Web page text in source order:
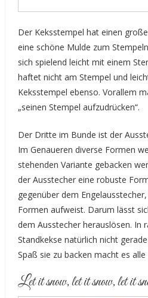
Der Keksstempel hat einen
eine schöne Mulde zum
sich spielend leicht mit einem
haftet nicht am Stempel und
Keksstempel ebenso. Vorallem
„seinen Stempel aufzudrücken“.
Der Dritte im Bunde ist der
Im Genaueren diverse Formen
stehenden Variante gebacken
der Ausstecher eine robuste
gegenüber dem
Formen aufweist. Darum lässt
dem Ausstecher herauslösen. In
Standkekse natürlich nicht
Spaß sie zu backen macht es alle
Let it snow, let it snow, let it